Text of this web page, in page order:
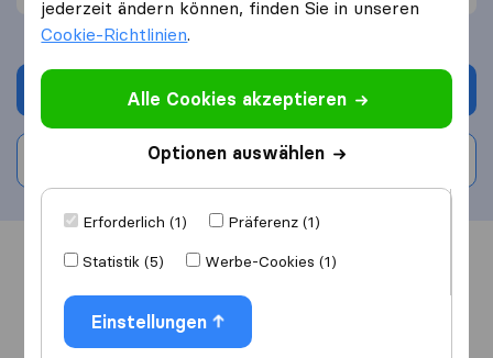
Angebot anfordern
Bewertung schreiben
Übersicht Bewertungen
jederzeit ändern können, finden Sie in unseren
Cookie-Richtlinien.
Alle Cookies akzeptieren
Optionen auswählen
Erforderlich (1)
Präferenz (1)
Statistik (5)
Werbe-Cookies (1)
Einstellungen